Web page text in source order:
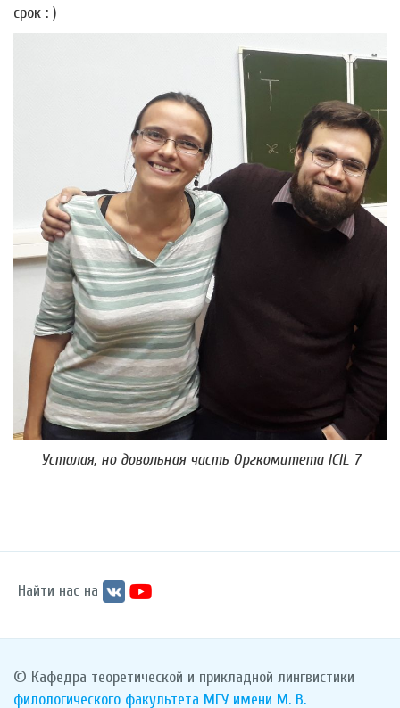
срок : )
Усталая, но довольная часть Оргкомитета ICIL 7
Найти нас на
© Кафедра теоретической и прикладной лингвистики
филологического факультета МГУ имени М. В.